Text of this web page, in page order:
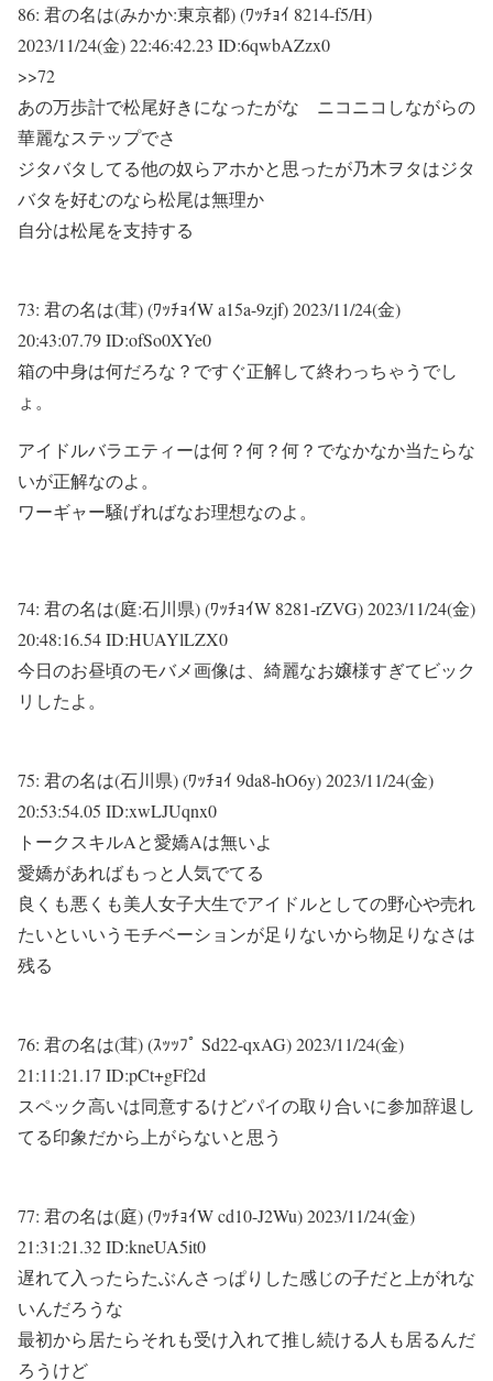
86: 君の名は(みかか:東京都) (ﾜｯﾁｮｲ 8214-f5/H)
2023/11/24(金) 22:46:42.23 ID:6qwbAZzx0
>>72
あの万歩計で松尾好きになったがな ニコニコしながらの
華麗なステップでさ
ジタバタしてる他の奴らアホかと思ったが乃木ヲタはジタ
バタを好むのなら松尾は無理か
自分は松尾を支持する
73: 君の名は(茸) (ﾜｯﾁｮｲW a15a-9zjf)2023/11/24(金)
20:43:07.79 ID:ofSo0XYe0
箱の中身は何だろな？ですぐ正解して終わっちゃうでし
ょ。
アイドルバラエティーは何？何？何？でなかなか当たらな
いが正解なのよ。
ワーギャー騒げればなお理想なのよ。
74: 君の名は(庭:石川県) (ﾜｯﾁｮｲW 8281-rZVG)2023/11/24(金)
20:48:16.54 ID:HUAYlLZX0
今日のお昼頃のモバメ画像は、綺麗なお嬢様すぎてビック
リしたよ。
75: 君の名は(石川県) (ﾜｯﾁｮｲ 9da8-hO6y)2023/11/24(金)
20:53:54.05 ID:xwLJUqnx0
トークスキルAと愛嬌Aは無いよ
愛嬌があればもっと人気でてる
良くも悪くも美人女子大生でアイドルとしての野心や売れ
たいといいうモチベーションが足りないから物足りなさは
残る
76: 君の名は(茸) (ｽｯｯﾌﾟ Sd22-qxAG)2023/11/24(金)
21:11:21.17 ID:pCt+gFf2d
スペック高いは同意するけどパイの取り合いに参加辞退し
てる印象だから上がらないと思う
77: 君の名は(庭) (ﾜｯﾁｮｲW cd10-J2Wu)2023/11/24(金)
21:31:21.32 ID:kneUA5it0
遅れて入ったらたぶんさっぱりした感じの子だと上がれな
いんだろうな
最初から居たらそれも受け入れて推し続ける人も居るんだ
ろうけど